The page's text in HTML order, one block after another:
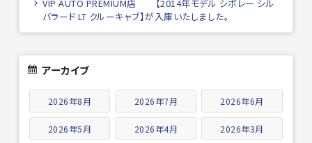
VIP AUTO PREMIUM店 【2014年モデル シボレー シル
バラード LT クルーキャブ】が入庫いたしました。
アーカイブ
2026年8月 2026年7月 2026年6月
2026年5月 2026年4月 2026年3月